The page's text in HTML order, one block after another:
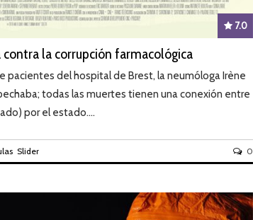
7.0
contra la corrupción farmacológica
pacientes del hospital de Brest, la neumóloga Irène
todas las muertes tienen una conexión entre
por el estado....
Slider 0